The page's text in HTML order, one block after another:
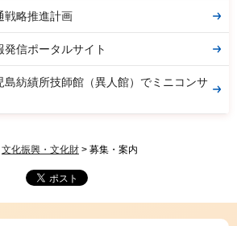
戦略推進計画
信ポータルサイト
島紡績所技師館（異人館）でミニコンサ
文化振興・文化財 > 募集・案内